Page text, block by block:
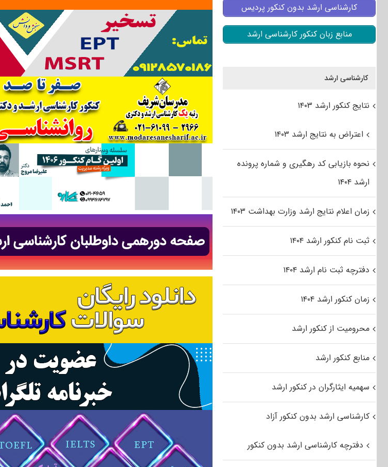
کارشناسی ارشد بدون کنکور پردیس
منابع زبان کنکور کارشناسی ارشد
کارشناسی ارشد
نتایج کنکور ارشد ۱۴۰۳
اعتراض به نتایج ارشد ۱۴۰۳
نحوه بازیابی کد رهگیری و شماره پرونده
ارشد ۱۴۰۴
زمان اعلام نتایج ارشد وزارت بهداشت ۱۴۰۳
ثبت نام کنکور ارشد ۱۴۰۴
دفترچه ثبت نام ارشد ۱۴۰۴
زمان کنکور ارشد ۱۴۰۴
محرومیت از کنکور ارشد
منابع کنکور ارشد
سهمیه ایثارگران در کنکور ارشد
کارشناسی ارشد بدون کنکور آزاد
دفترچه کارشناسی ارشد بدون کنکور